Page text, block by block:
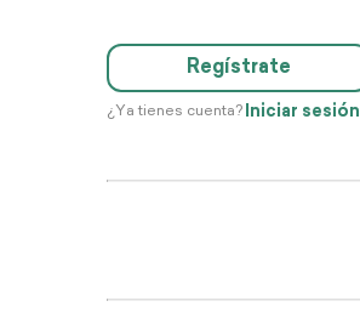
Regístrate
¿Ya tienes cuenta? Iniciar sesión